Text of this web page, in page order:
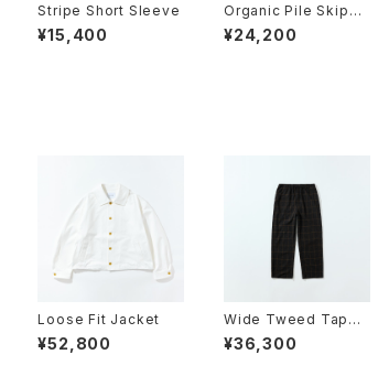
Stripe Short Sleeve
¥15,400
Organic Pile Skippe
r¥24,200
Loose Fit Jacket
¥52,800
Wide Tweed Taperr
ed Pants
¥36,300